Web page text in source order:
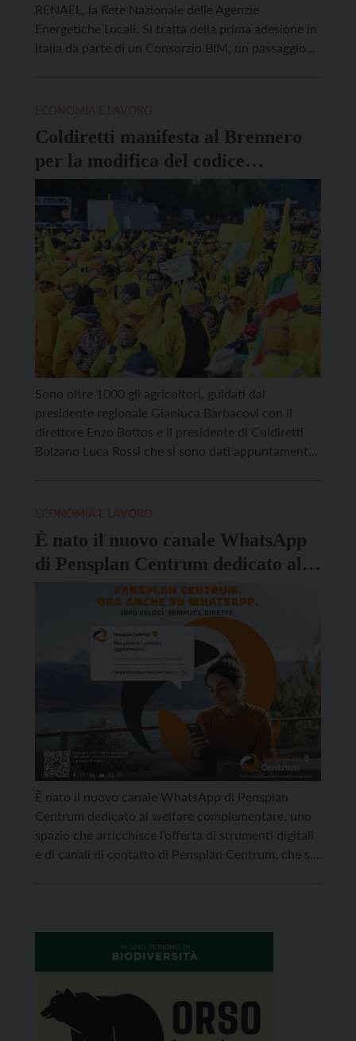
RENAEL, la Rete Nazionale delle Agenzie
Energetiche Locali. Si tratta della prima adesione in
Italia da parte di un Consorzio BIM, un passaggio
Coldiretti manifesta al Brennero
per la modifica del codice
doganale
Sono oltre 1000 gli agricoltori, guidati dal
presidente regionale Gianluca Barbacovi con il
direttore Enzo Bottos e il presidente di Coldiretti
Bolzano Luca Rossi che si sono dati appuntamento
È nato il nuovo canale WhatsApp
di Pensplan Centrum dedicato al
welfare complementare
È nato il nuovo canale WhatsApp di Pensplan
Centrum dedicato al welfare complementare, uno
spazio che arricchisce l’offerta di strumenti digitali
e di canali di contatto di Pensplan Centrum, che si
complementare e della pianificazione del […]